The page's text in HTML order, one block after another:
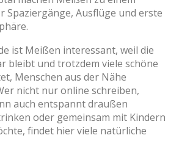
Spaziergänge, Ausflüge und erste
ist Meißen interessant, weil die
bleibt und trotzdem viele schöne
Menschen aus der Nähe
nicht nur online schreiben,
auch entspannt draußen
oder gemeinsam mit Kindern
findet hier viele natürliche